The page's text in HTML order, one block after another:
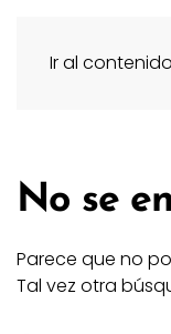
Ir al
No se
Parece que no
Tal vez otra